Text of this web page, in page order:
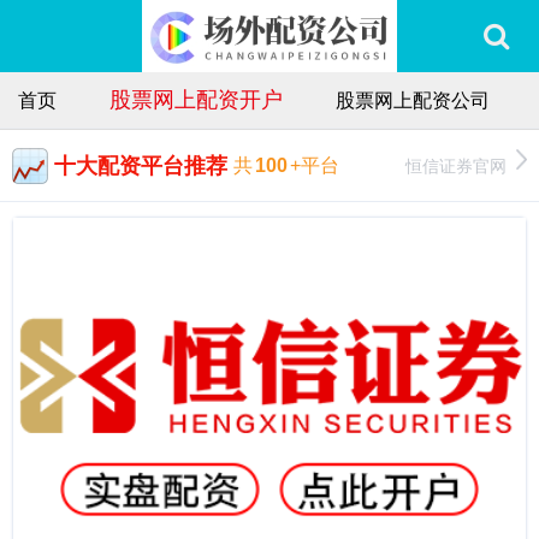
首页 股票网上配资开户 股票网上配资公司
十大配资平台推荐 共100+平台 恒信证券官网